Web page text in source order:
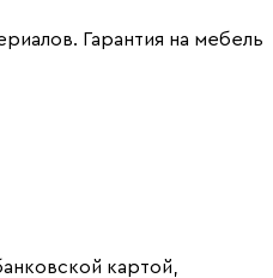
Гарантия на мебель
картой,